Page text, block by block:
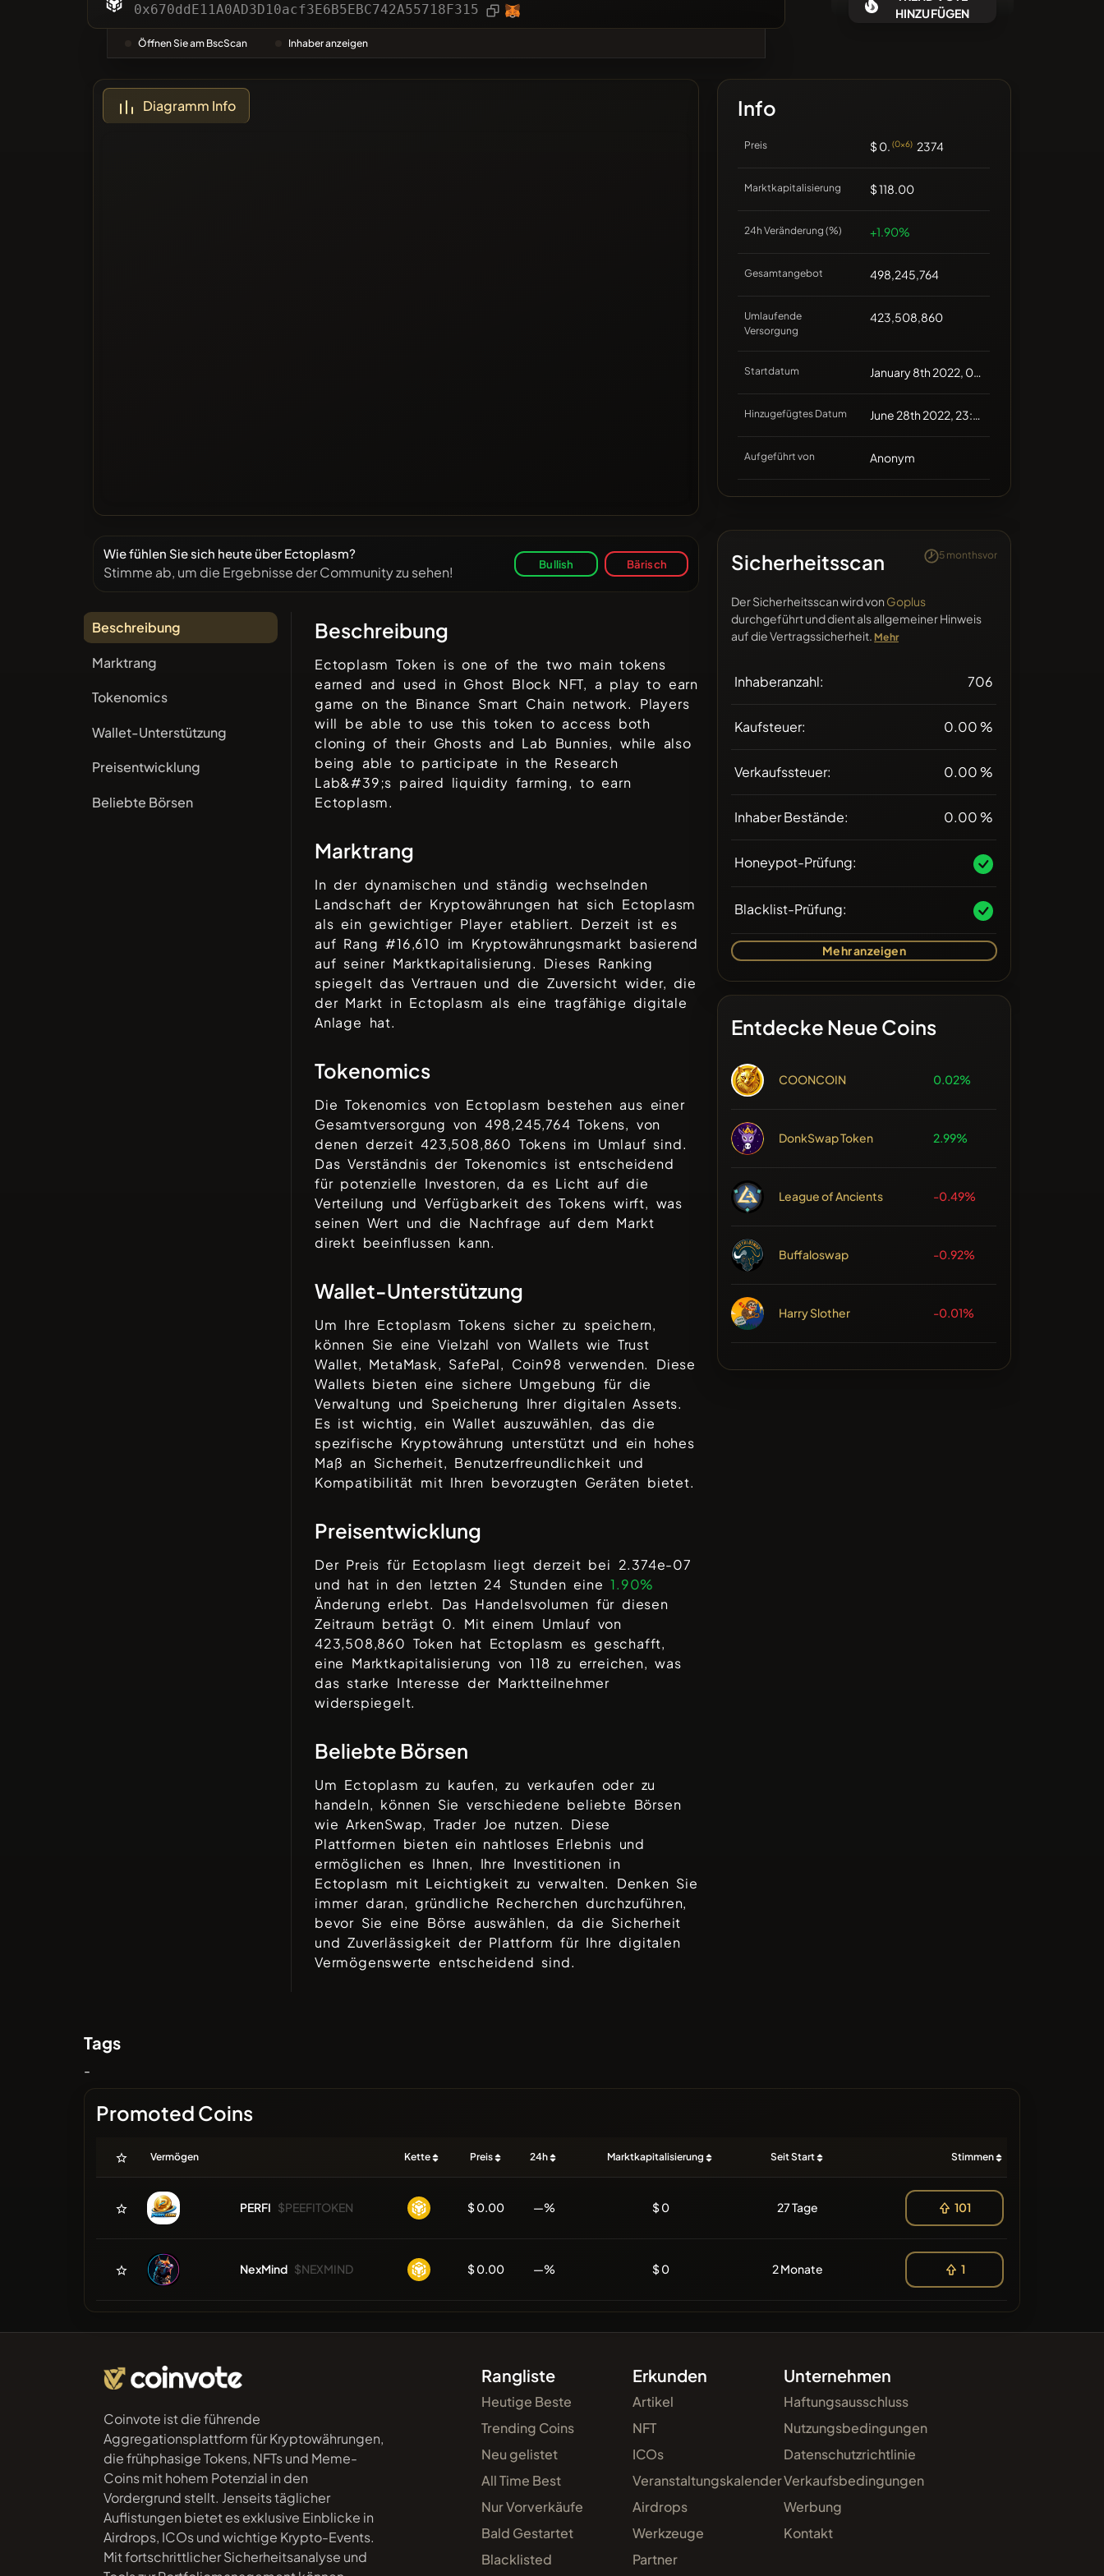
Kategorien
Meistgewählt
❌Keine aktuellen Münzen
0x670ddE11A0AD3D10acf3E6B5EBC742A55718F315
Öffnen Sie am BscScan Inhaber anzeigen
HINZUFÜGEN
Diagramm Info
Wie fühlen Sie sich heute über Ectoplasm?
Stimme ab, um die Ergebnisse der Community zu sehen! Bullish Bärisch
Beschreibung
Marktrang
Tokenomics
Wallet-Unterstützung
Preisentwicklung
Beliebte Börsen
Beschreibung
Ectoplasm Token is one of the two main tokens
earned and used in Ghost Block NFT, a play to earn
game on the Binance Smart Chain network. Players
will be able to use this token to access both
cloning of their Ghosts and Lab Bunnies, while also
being able to participate in the Research
Lab&#39;s paired liquidity farming, to earn
Ectoplasm.
Marktrang
In der dynamischen und ständig wechselnden
Landschaft der Kryptowährungen hat sich Ectoplasm
als ein gewichtiger Player etabliert. Derzeit ist es
auf Rang #16,610 im Kryptowährungsmarkt basierend
auf seiner Marktkapitalisierung. Dieses Ranking
spiegelt das Vertrauen und die Zuversicht wider, die
der Markt in Ectoplasm als eine tragfähige digitale
Anlage hat.
Tokenomics
Die Tokenomics von Ectoplasm bestehen aus einer
Gesamtversorgung von 498,245,764 Tokens, von
denen derzeit423,508,860 Tokens im Umlauf sind.
Das Verständnis der Tokenomics ist entscheidend
für potenzielle Investoren, da es Licht auf die
Verteilung und Verfügbarkeit des Tokens wirft, was
seinen Wert und die Nachfrage auf dem Markt
direkt beeinflussen kann.
Wallet-Unterstützung
Um Ihre Ectoplasm Tokens sicher zu speichern,
können Sie eine Vielzahl von Wallets wie Trust
Wallet, MetaMask, SafePal, Coin98 verwenden. Diese
Wallets bieten eine sichere Umgebung für die
Verwaltung und Speicherung Ihrer digitalen Assets.
Es ist wichtig, ein Wallet auszuwählen, das die
spezifische Kryptowährung unterstützt und ein hohes
Maß an Sicherheit, Benutzerfreundlichkeit und
Kompatibilität mit Ihren bevorzugten Geräten bietet.
Preisentwicklung
Der Preis für Ectoplasm liegt derzeit bei 2.374e-07
und hat in den letzten 24 Stunden eine1.90%
Änderung erlebt. Das Handelsvolumen für diesen
Zeitraum beträgt 0. Mit einem Umlauf von
423,508,860 Token hat Ectoplasm es geschafft,
eine Marktkapitalisierung von118 zu erreichen, was
das starke Interesse der Marktteilnehmer
widerspiegelt.
Beliebte Börsen
Um Ectoplasm zu kaufen, zu verkaufen oder zu
handeln, können Sie verschiedene beliebte Börsen
wieArkenSwap, Trader Joe nutzen. Diese
Plattformen bieten ein nahtloses Erlebnis und
ermöglichen es Ihnen, Ihre Investitionen in
Ectoplasm mit Leichtigkeit zu verwalten. Denken Sie
immer daran, gründliche Recherchen durchzuführen,
bevor Sie eine Börse auswählen, da die Sicherheit
und Zuverlässigkeit der Plattform für Ihre digitalen
Vermögenswerte entscheidend sind.
Info
Preis $ 0. (0x6) 2374
Marktkapitalisierung $ 118.00
24h Veränderung (%) +1.90%
Gesamtangebot 498,245,764
Umlaufende
Versorgung
423,508,860
Startdatum January 8th 2022, 00:00
Hinzugefügtes Datum June 28th 2022, 23:34
Aufgeführt von Anonym
Sicherheitsscan 5 monthsvor
Der Sicherheitsscan wird von Goplus
durchgeführt und dient als allgemeiner Hinweis
auf die Vertragssicherheit. Mehr
Inhaberanzahl: 706
Kaufsteuer: 0.00 %
Verkaufssteuer: 0.00 %
Inhaber Bestände: 0.00 %
Honeypot-Prüfung:
Blacklist-Prüfung:
Mehr anzeigen
Entdecke Neue Coins
COONCOIN 0.02%
DonkSwap Token 2.99%
League of Ancients -0.49%
Buffaloswap -0.92%
Harry Slother -0.01%
Tags
-
Promoted Coins
Vermögen Kette Preis 24h Marktkapitalisierung Seit Start Stimmen
PERFI $PEEFITOKEN $ 0.00 —% $ 0 27 Tage 101
NexMind $NEXMIND $ 0.00 —% $ 0 2 Monate 1
Coinvote ist die führende
Aggregationsplattform für Kryptowährungen,
die frühphasige Tokens, NFTs und Meme-
Coins mit hohem Potenzial in den
Vordergrund stellt. Jenseits täglicher
Auflistungen bietet es exklusive Einblicke in
Airdrops, ICOs und wichtige Krypto-Events.
Mit fortschrittlicher Sicherheitsanalyse und
Rangliste
Heutige Beste
Trending Coins
Neu gelistet
All Time Best
Nur Vorverkäufe
Bald Gestartet
Blacklisted
Erkunden
Artikel
NFT
ICOs
Veranstaltungskalender
Airdrops
Werkzeuge
Partner
Unternehmen
Haftungsausschluss
Nutzungsbedingungen
Datenschutzrichtlinie
Verkaufsbedingungen
Werbung
Kontakt